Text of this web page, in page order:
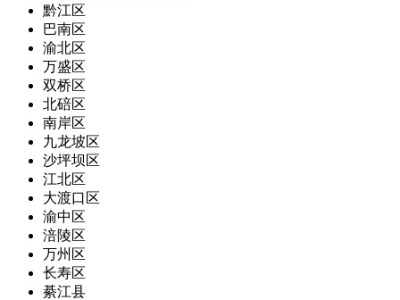
黔江区
巴南区
渝北区
万盛区
双桥区
北碚区
南岸区
九龙坡区
沙坪坝区
江北区
大渡口区
渝中区
涪陵区
万州区
长寿区
綦江县